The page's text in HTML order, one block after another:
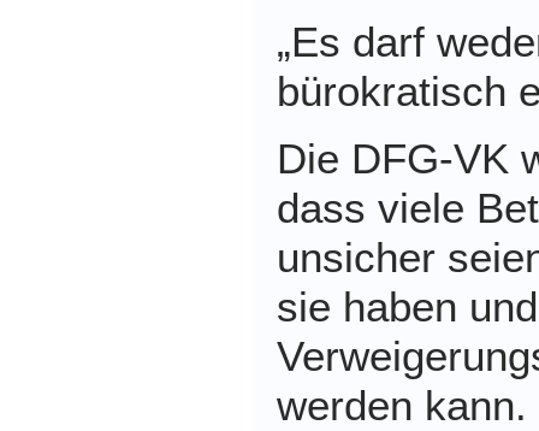
„Es darf
bürokratisch
Die DFG-VK
dass viele
unsicher
sie haben
werden kann.